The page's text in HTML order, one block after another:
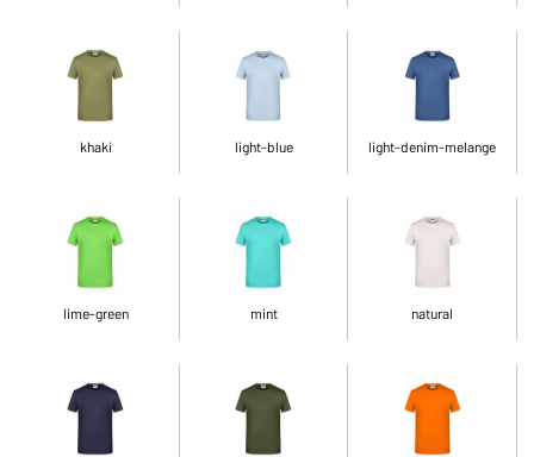
khaki light-blue light-denim-melange
lime-green mint natural